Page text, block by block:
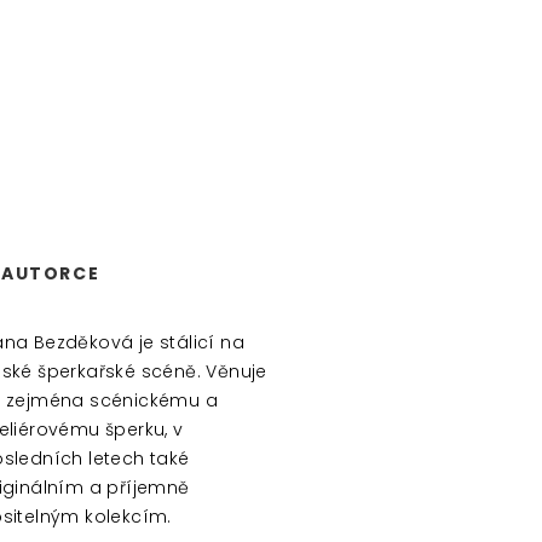
Bezděková je stálicí na
šperkařské scéně. Věnuje
zejména scénickému a
šperku, v
letech také
a příjemně
kolekcím.